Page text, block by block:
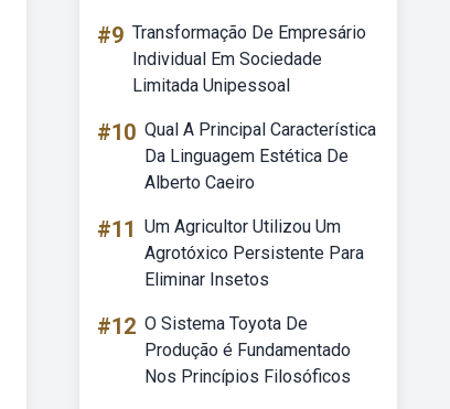
#9 Transformação De Empresário
Individual Em Sociedade
Limitada Unipessoal
#10 Qual A Principal Característica
Da Linguagem Estética De
Alberto Caeiro
#11 Um Agricultor Utilizou Um
Agrotóxico Persistente Para
Eliminar Insetos
#12 O Sistema Toyota De
Produção é Fundamentado
Nos Princípios Filosóficos